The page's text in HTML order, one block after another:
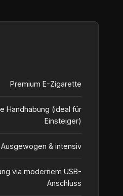
Premium E-Zigarette
Handhabung (ideal für
Einsteiger)
Ausgewogen & intensiv
via modernem USB-
Anschluss